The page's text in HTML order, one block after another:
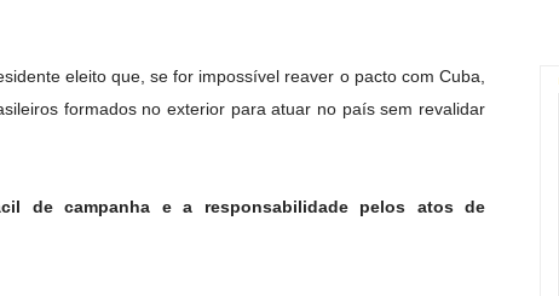
eleito que, se for impossível reaver o pacto com Cuba,
formados no exterior para atuar no país sem revalidar
de campanha e a responsabilidade pelos atos de